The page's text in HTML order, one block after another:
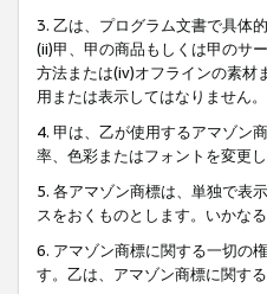
3. 乙は、プログラム文書で具体
(ii)甲、甲の商品もしくは甲のサ
方法または(iv)オフラインの素材
用または表示してはなりません。
4. 甲は、乙が使用するアマゾン
率、色彩またはフォントを変更
5. 各アマゾン商標は、単独で表
スをおくものとします。いかな
6. アマゾン商標に関する一切の
す。乙は、アマゾン商標に関す